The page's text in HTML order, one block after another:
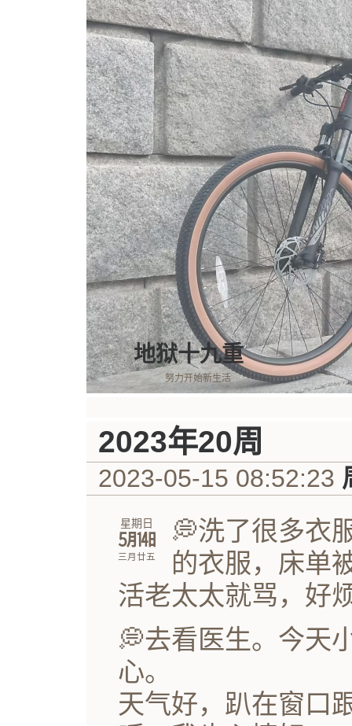
地狱十九重
努力开始新生活
2023年20周
2023-05-15 08:52:23
星期日
㋄㏭
三月廿五
💭洗了很多衣
的衣服，床单
活老太太就骂，好
💭去看医生。今天
心。
天气好，趴在窗口